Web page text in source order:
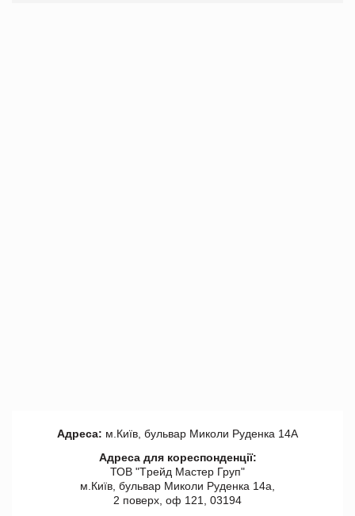
Адреса: м.Київ, бульвар Миколи Руденка 14А
Адреса для кореспонденції:
ТОВ "Tрейд Мастер Груп"
м.Київ, бульвар Миколи Руденка 14а,
2 поверх, оф 121, 03194